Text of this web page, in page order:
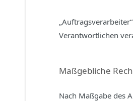
Verantwortlichen
Maßgebliche
Nach Maßgabe des